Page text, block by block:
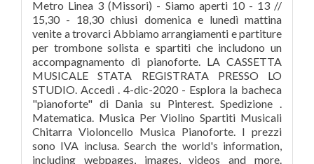
Metro Linea 3 (Missori) - Siamo aperti 10 - 13 //
15,30 - 18,30 chiusi domenica e lunedì mattina
venite a trovarci Abbiamo arrangiamenti e partiture
per trombone solista e spartiti che includono un
accompagnamento di pianoforte. LA CASSETTA
MUSICALE STATA REGISTRATA PRESSO LO
STUDIO. Accedi . 4-dic-2020 - Esplora la bacheca
"pianoforte" di Dania su Pinterest. Spedizione .
Matematica. Musica Per Violino Spartiti Musicali
Chitarra Violoncello Musica Pianoforte. I prezzi
sono IVA inclusa. Search the world's information,
including webpages, images, videos and more.